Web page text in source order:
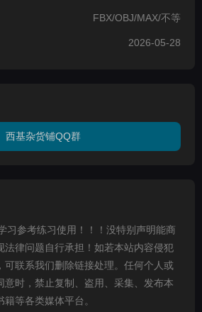
FBX/OBJ/MAX/不等
2026-05-28
西基杂货铺QQ群
习参考练习使用！！！没特别声明能商
法律问题自行承担！如若本站内容侵犯
可联系我们删除链接处理。任何个人或
意时，禁止复制、盗用、采集、发布本
等各类媒体平台。